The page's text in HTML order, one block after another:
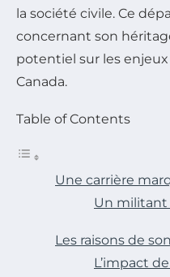
la société civile. Ce
concernant son
potentiel sur les
Canada.
Table of Contents
Une carrière
Un
Les raisons de
L’impact